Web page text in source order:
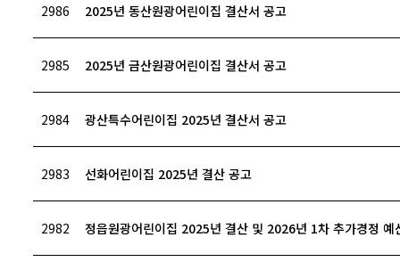
2986 2025년 동산원광어린이집 결산서 공고
2985 2025년 금산원광어린이집 결산서 공고
2984 광산특수어린이집 2025년 결산서 공고
2983 선화어린이집 2025년 결산 공고
2982 정읍원광어린이집 2025년 결산 및 2026년 1차 추가경정 예